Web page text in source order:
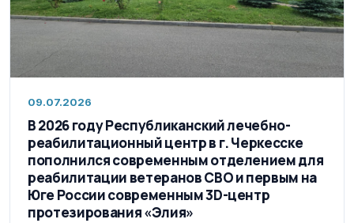
09.07.2026
В 2026 году Республиканский лечебно-
реабилитационный центр в г. Черкесске
пополнился современным отделением для
реабилитации ветеранов СВО и первым на
Юге России современным 3D-центр
протезирования «Элия»